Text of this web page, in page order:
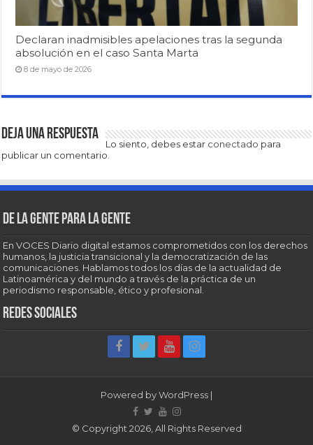
Declaran inadmisibles apelaciones tras la segunda
absolución en el caso Santa Marta
8 de mayo de 2026
Deja una respuesta
Lo siento, debes estar conectado para
publicar un comentario.
De la gente para la gente
En VOCES Diario digital estamos comprometidos con los derechos
humanos, la justicia transicional y la democratización de las
comunicaciones. Hablamos todos los días de la actualidad de
Latinoamérica y del mundo a través de la práctica de un
periodismo responsable, ético y profesional.
Redes sociales
Powered byWordPress |
© Copyright 2026, All Rights Reserved